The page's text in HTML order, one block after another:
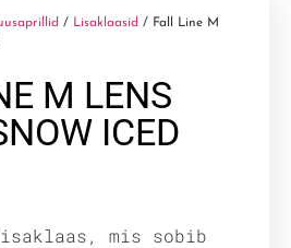
/ Lisaklaasid / Fall Line M
M LENS
ICED
mis sobib